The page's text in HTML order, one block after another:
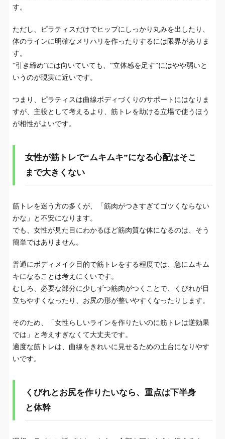
す。
ただし、ピラティスだけでヒップにしっかり丸みを出したり、
体のラインに明確なメリハリを作ったりするには限界がありま
す。
“引き締め”には向いていても、“立体感を足す”にはやや弱いと
いうのが現実に近いです。
つまり、ピラティスは曲線ボディづくりのサポートにはなりま
すが、主役として考えるより、筋トレを助ける立場で使うほう
が相性がよいです。
女性が筋トレで“ムキムキ”になる心配はそこ
まで大きくない
筋トレを迷う方の多くが、「筋肉がつきすぎてゴツくならない
かな」と不安になります。
でも、女性が見た目にわかるほど筋肉質な体になるのは、そう
簡単ではありません。
普通にボディメイク目的で筋トレをする程度では、急にムキム
キになることは考えにくいです。
むしろ、必要な部分に少しずつ筋肉がつくことで、くびれが目
立ちやすくなったり、お尻の形が整いやすくなったりします。
そのため、「女性らしいラインを作りたいのに筋トレは逆効果
では」と考えすぎなくて大丈夫です。
適度な筋トレは、曲線をきれいに見せるための土台になりやす
いです。
くびれとお尻を作りたいなら、重点は下半身
と体幹